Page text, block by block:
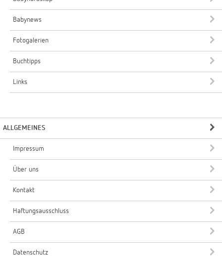
Babynews
Fotogalerien
Buchtipps
Links
ALLGEMEINES
Impressum
Über uns
Kontakt
Haftungsausschluss
AGB
Datenschutz